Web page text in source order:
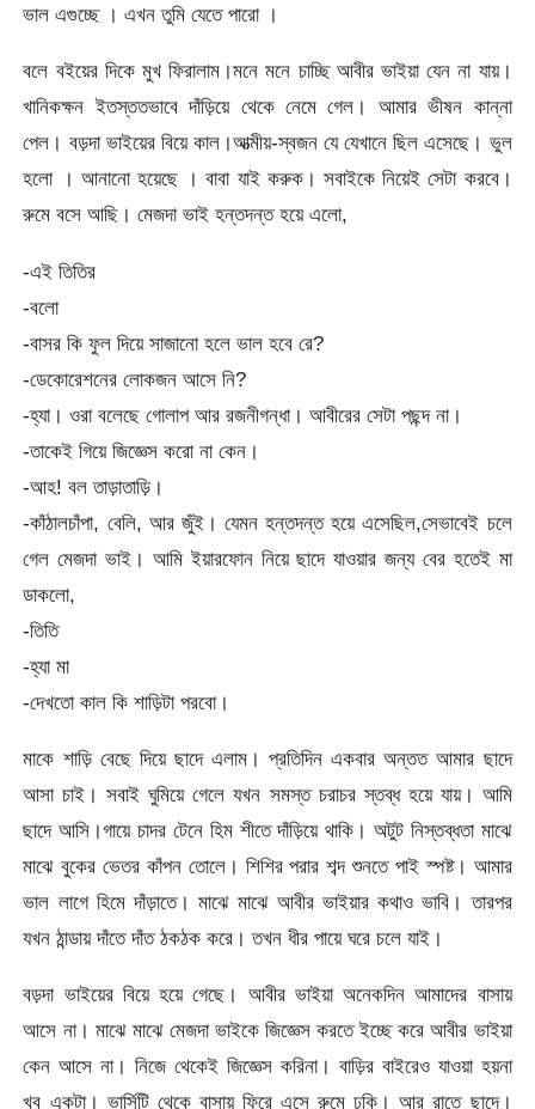
ভাল এগুচ্ছে । এখন তুমি যেতে পারো ।
বলে বইয়ের দিকে মুখ ফিরালাম।মনে মনে চাচ্ছি আবীর ভাইয়া যেন না যায়।
খানিকক্ষন ইতস্ততভাবে দাঁড়িয়ে থেকে নেমে গেল। আমার ভীষন কান্না
পেল। বড়দা ভাইয়ের বিয়ে কাল।আত্মীয়-স্বজন যে যেখানে ছিল এসেছে। ভুল
হলো । আনানো হয়েছে । বাবা যাই করুক। সবাইকে নিয়েই সেটা করবে।
রুমে বসে আছি। মেজদা ভাই হন্তদন্ত হয়ে এলো,
-এই তিতির
-বলো
-বাসর কি ফুল দিয়ে সাজানো হলে ভাল হবে রে?
-ডেকোরেশনের লোকজন আসে নি?
-হ্যা। ওরা বলেছে গোলাপ আর রজনীগন্ধা। আবীরের সেটা পছন্দ না।
-তাকেই গিয়ে জিজ্ঞেস করো না কেন।
-আহ! বল তাড়াতাড়ি।
-কাঁঠালচাঁপা, বেলি, আর জুঁই। যেমন হন্তদন্ত হয়ে এসেছিল,সেভাবেই চলে
গেল মেজদা ভাই। আমি ইয়ারফোন নিয়ে ছাদে যাওয়ার জন্য বের হতেই মা
ডাকলো,
-তিতি
-হ্যা মা
-দেখতো কাল কি শাড়িটা পরবো।
মাকে শাড়ি বেছে দিয়ে ছাদে এলাম। প্রতিদিন একবার অন্তত আমার ছাদে
আসা চাই। সবাই ঘুমিয়ে গেলে যখন সমস্ত চরাচর স্তব্ধ হয়ে যায়। আমি
ছাদে আসি।গায়ে চাদর টেনে হিম শীতে দাঁড়িয়ে থাকি। অটুট নিস্তব্ধতা মাঝে
মাঝে বুকের ভেতর কাঁপন তোলে। শিশির পরার শব্দ শুনতে পাই স্পষ্ট। আমার
ভাল লাগে হিমে দাঁড়াতে। মাঝে মাঝে আবীর ভাইয়ার কথাও ভাবি। তারপর
যখন ঠান্ডায় দাঁতে দাঁত ঠকঠক করে। তখন ধীর পায়ে ঘরে চলে যাই।
বড়দা ভাইয়ের বিয়ে হয়ে গেছে। আবীর ভাইয়া অনেকদিন আমাদের বাসায়
আসে না। মাঝে মাঝে মেজদা ভাইকে জিজ্ঞেস করতে ইচ্ছে করে আবীর ভাইয়া
কেন আসে না। নিজে থেকেই জিজ্ঞেস করিনা। বাড়ির বাইরেও যাওয়া হয়না
খুব একটা। ভার্সিটি থেকে বাসায় ফিরে এসে রুমে ঢুকি। আর রাতে ছাদে।